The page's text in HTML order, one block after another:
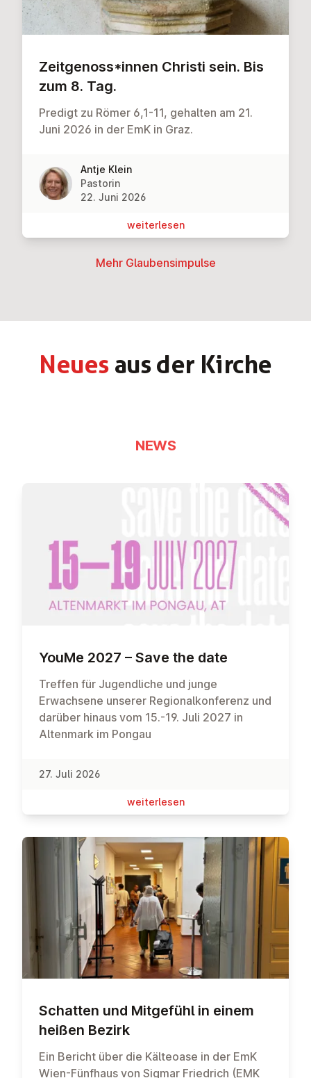
Zeit­ge­noss*innen Christi sein. Bis
zum 8. Tag.
Predigt zu Römer 6,1-11, gehalten am 21.
Juni 2026 in der EmK in Graz.
Antje Klein
Pastorin
22. Juni 2026
wei­ter­le­sen
Mehr Glau­bens­im­pul­se
Neues aus der Kirche
NEWS
YouMe 2027 – Save the date
Treffen für Jugendliche und junge
Erwachsene unserer Regionalkonferenz und
darüber hinaus vom 15.-19. Juli 2027 in
Altenmark im Pongau
27. Juli 2026
wei­ter­le­sen
Schatten und Mitgefühl in einem
heißen Bezirk
Ein Bericht über die Kälteoase in der EmK
Wien-Fünfhaus von Sigmar Friedrich (EMK